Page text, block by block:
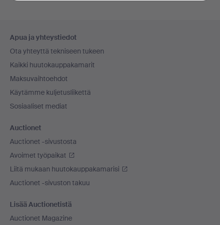
Apua ja yhteystiedot
Ota yhteyttä tekniseen tukeen
Kaikki huutokauppakamarit
Maksuvaihtoehdot
Käytämme kuljetusliikettä
Sosiaaliset mediat
Auctionet
Auctionet -sivustosta
Avoimet työpaikat
Liitä mukaan huutokauppakamarisi
Auctionet -sivuston takuu
Lisää Auctionetistä
Auctionet Magazine